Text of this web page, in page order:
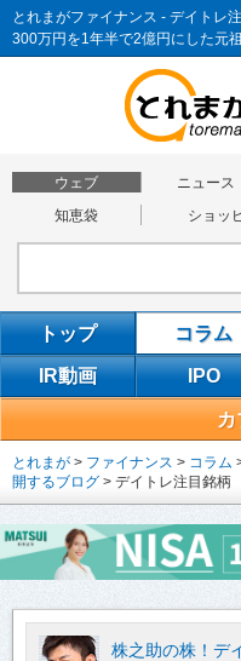
300万円を1年半で2億円にした元
ウェブ ニュース
知恵袋
ショッ
トップ コラム
IR動画 IPO
カ
とれまが > ファイナンス > コラム
開するブログ > デイトレ注目銘柄
株之助の株！デ